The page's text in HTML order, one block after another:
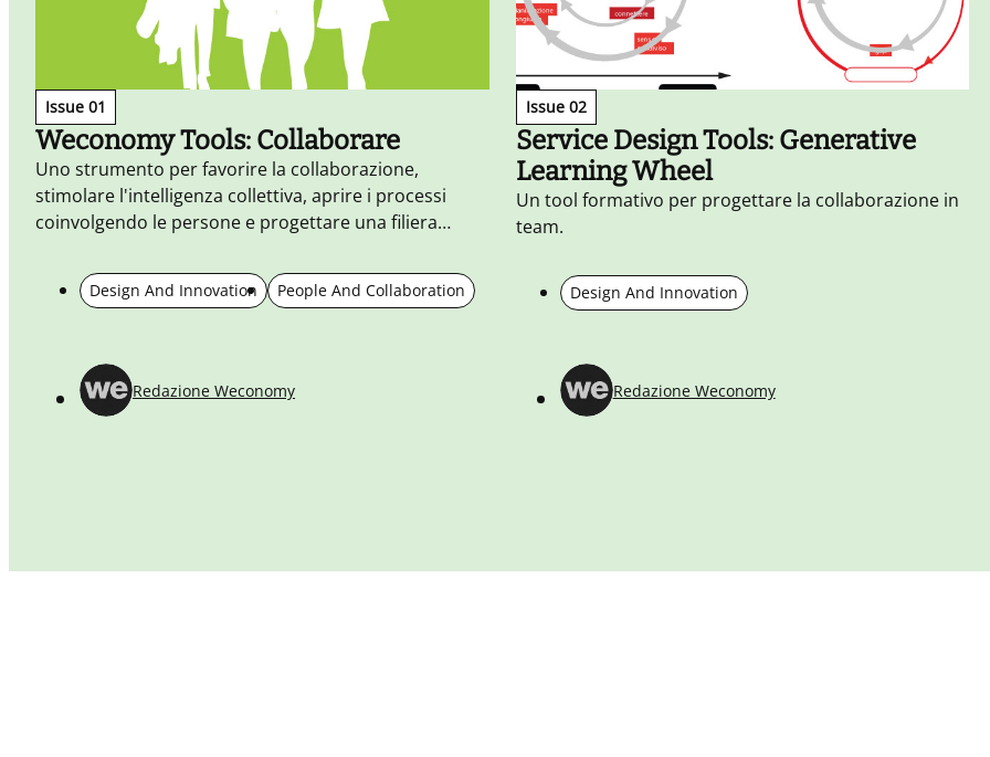
Issue 01
Weconomy Tools: Collaborare
Uno strumento per favorire la collaborazione,
stimolare l'intelligenza collettiva, aprire i processi
coinvolgendo le persone e progettare una filiera
Design And Innovation People And Collaboration
Redazione Weconomy
Issue 02
Service Design Tools: Generative
Learning Wheel
Un tool formativo per progettare la collaborazione in
team.
Design And Innovation
Redazione Weconomy